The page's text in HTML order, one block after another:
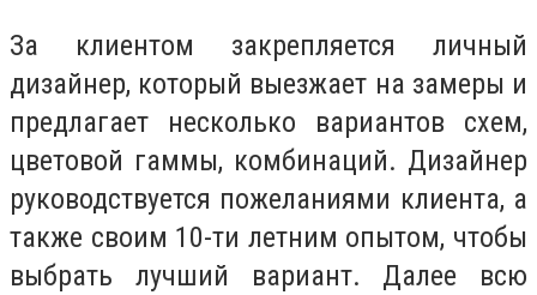
За клиентом закрепляется личный
дизайнер, который выезжает на замеры и
предлагает несколько вариантов схем,
цветовой гаммы, комбинаций. Дизайнер
руководствуется пожеланиями клиента, а
также своим 10-ти летним опытом, чтобы
выбрать лучший вариант. Далее всю